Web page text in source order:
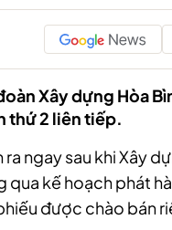
Xây dựng Hòa
thứ 2 liên tiếp.
ngay sau khi Xây
kế hoạch phát
được chào bán